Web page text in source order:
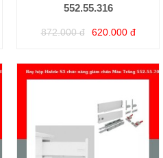
552.55.316
872.000 đ 620.000 đ